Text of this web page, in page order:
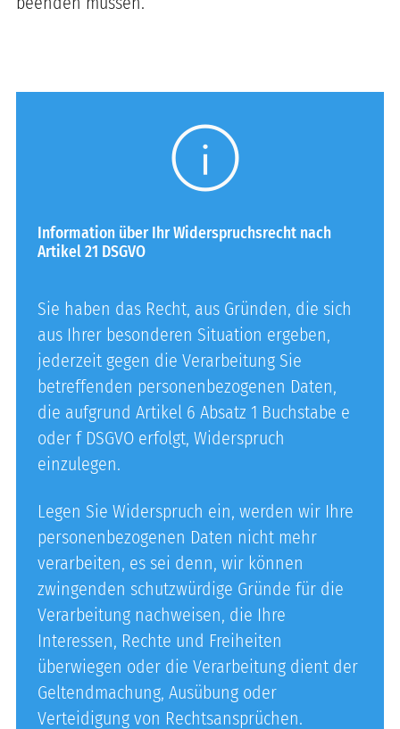
info
Information über Ihr Widerspruchsrecht nach
Artikel 21 DSGVO
Sie haben das Recht, aus Gründen, die sich
aus Ihrer besonderen Situation ergeben,
jederzeit gegen die Verarbeitung Sie
betreffenden personenbezogenen Daten,
die aufgrund Artikel 6 Absatz 1 Buchstabe e
oder f DSGVO erfolgt, Widerspruch
einzulegen.
Legen Sie Widerspruch ein, werden wir Ihre
personenbezogenen Daten nicht mehr
verarbeiten, es sei denn, wir können
zwingenden schutzwürdige Gründe für die
Verarbeitung nachweisen, die Ihre
Interessen, Rechte und Freiheiten
überwiegen oder die Verarbeitung dient der
Geltendmachung, Ausübung oder
Verteidigung von Rechtsansprüchen.